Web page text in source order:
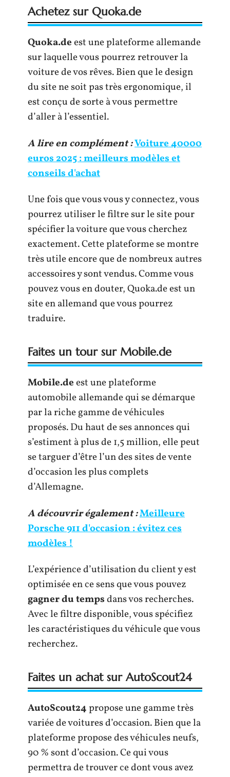
Achetez sur Quoka.de
Quoka.deest une plateforme allemande
sur laquelle vous pourrez retrouver la
voiture de vos rêves. Bien que le design
du site ne soit pas très ergonomique, il
est conçu de sorte à vous permettre
d’aller à l’essentiel.
A lire en complément :Voiture 40000
euros 2025 : meilleurs modèles et
conseils d'achat
Une fois que vous vous y connectez, vous
pourrez utiliser le filtre sur le site pour
spécifier la voiture que vous cherchez
exactement. Cette plateforme se montre
très utile encore que de nombreux autres
accessoires y sont vendus. Comme vous
pouvez vous en douter, Quoka.de est un
site en allemand que vous pourrez
traduire.
Faites un tour sur Mobile.de
Mobile.deest une plateforme
automobile allemande qui se démarque
par la riche gamme de véhicules
proposés. Du haut de ses annonces qui
s’estiment à plus de 1,5 million, elle peut
se targuer d’être l’un des sites de vente
d’occasion les plus complets
d’Allemagne.
A découvrir également :Meilleure
Porsche 911 d'occasion : évitez ces
modèles !
L’expérience d’utilisation du client y est
optimisée en ce sens que vous pouvez
gagner du tempsdans vos recherches.
Avec le filtre disponible, vous spécifiez
les caractéristiques du véhicule que vous
recherchez.
Faites un achat sur AutoScout24
AutoScout24propose une gamme très
variée de voitures d’occasion. Bien que la
plateforme propose des véhicules neufs,
90 % sont d’occasion. Ce qui vous
permettra de trouver ce dont vous avez